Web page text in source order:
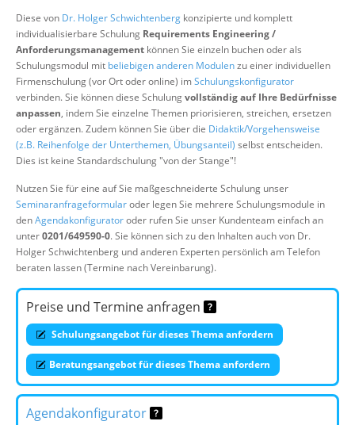
Suche
Diese von Dr. Holger Schwichtenberg konzipierte und komplett
individualisierbare Schulung Requirements Engineering /
Anforderungsmanagement können Sie einzeln buchen oder als
Schulungsmodul mit beliebigen anderen Modulenzu einer individuellen
Firmenschulung (vor Ort oder online) imSchulungskonfigurator
verbinden. Sie können diese Schulungvollständig auf Ihre Bedürfnisse
anpassen, indem Sie einzelne Themen priorisieren, streichen, ersetzen
oder ergänzen. Zudem können Sie über die Didaktik/Vorgehensweise
(z.B. Reihenfolge der Unterthemen, Übungsanteil) selbst entscheiden.
Dies ist keine Standardschulung "von der Stange"!
Nutzen Sie für eine auf Sie maßgeschneiderte Schulung unser
Seminaranfrageformularoder legen Sie mehrere Schulungsmodule in
denAgendakonfiguratoroder rufen Sie unser Kundenteam einfach an
unter0201/649590-0. Sie können sich zu den Inhalten auch von Dr.
Holger Schwichtenberg und anderen Experten persönlich am Telefon
beraten lassen (Termine nach Vereinbarung).
Preise und Termine anfragen
Schulungsangebot für dieses Thema anfordern
Beratungsangebot für dieses Thema anfordern
Agendakonfigurator